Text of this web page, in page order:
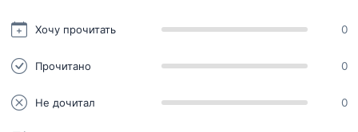
Хочу прочитать 0
Прочитано 0
Не дочитал 0